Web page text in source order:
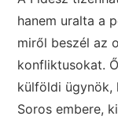
hanem uralta a
miről beszél az
konfliktusokat.
külföldi ügynök,
Soros embere,